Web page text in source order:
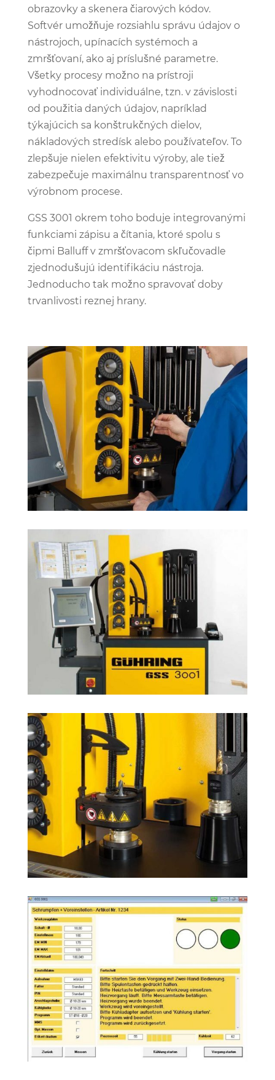
obrazovky a skenera čiarových kódov.
Softvér umožňuje rozsiahlu správu údajov o
nástrojoch, upínacích systémoch a
zmršťovaní, ako aj príslušné parametre.
Všetky procesy možno na prístroji
vyhodnocovať individuálne, tzn. v závislosti
od použitia daných údajov, napríklad
týkajúcich sa konštrukčných dielov,
nákladových stredísk alebo používateľov. To
zlepšuje nielen efektivitu výroby, ale tiež
zabezpečuje maximálnu transparentnosť vo
výrobnom procese.
GSS 3001 okrem toho boduje integrovanými
funkciami zápisu a čítania, ktoré spolu s
čipmi Balluff v zmršťovacom skľučovadle
zjednodušujú identifikáciu nástroja.
Jednoducho tak možno spravovať doby
trvanlivosti reznej hrany.